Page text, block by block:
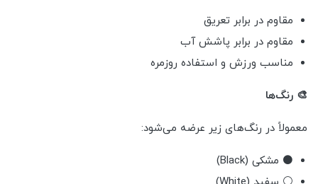
مقاوم در برابر تعریق
مقاوم در برابر پاشش آب
مناسب ورزش و استفاده روزمره
🎨 رنگ‌ها
معمولاً در رنگ‌های زیر عرضه می‌شود:
⚫ مشکی (Black)